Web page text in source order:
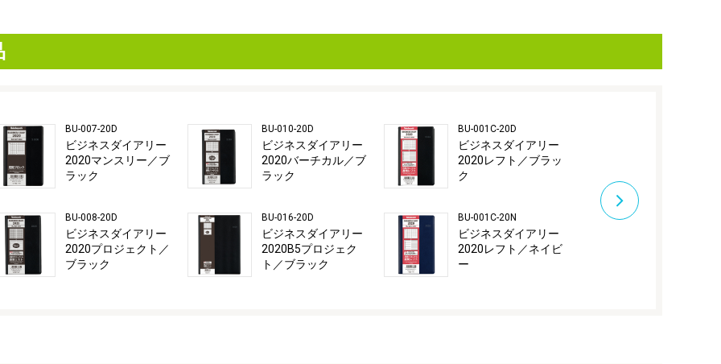
BU-007-20D
ビジネスダイアリー
2020マンスリー／ブ
ラック
BU-008-20D
ビジネスダイアリー
2020プロジェクト／
ブラック
BU-010-20D
ビジネスダイアリー
2020バーチカル／ブ
ラック
BU-016-20D
ビジネスダイアリー
2020B5プロジェク
ト／ブラック
BU-001C-20D
ビジネスダイアリー
2020レフト／ブラッ
ク
BU-001C-20N
ビジネスダイアリー
2020レフト／ネイビ
ー